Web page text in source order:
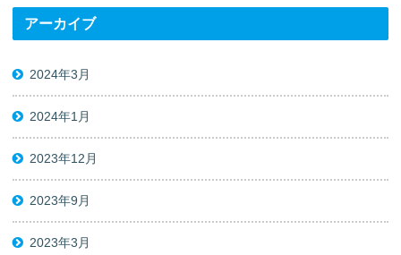
アーカイブ
2024年3月
2024年1月
2023年12月
2023年9月
2023年3月